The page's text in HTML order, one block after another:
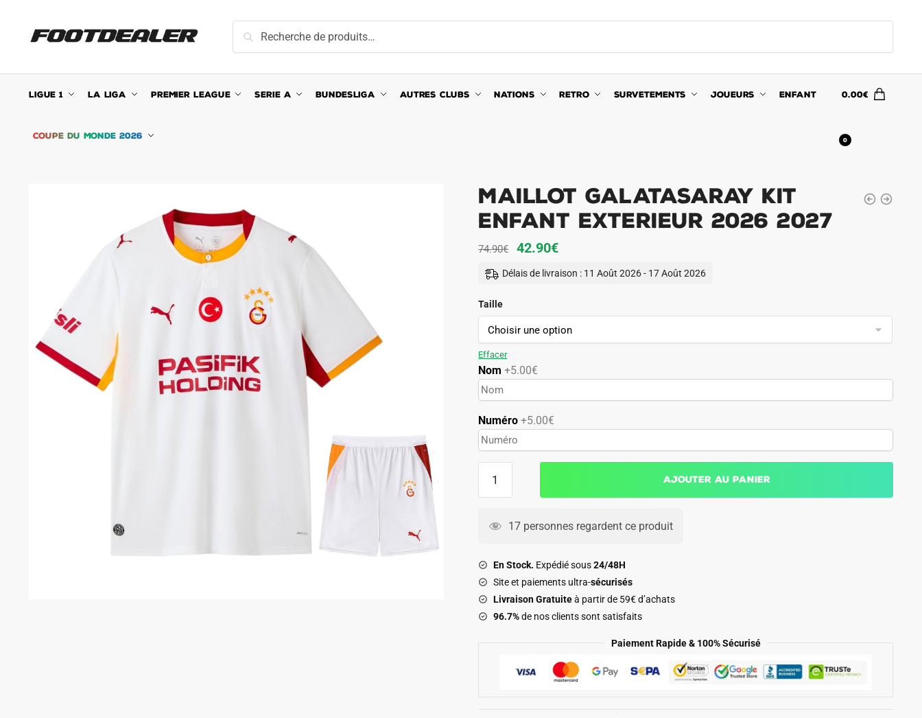
navigation
content
pour :
Recherche
LIGUE 1 LA LIGA PREMIER LEAGUE SERIE A BUNDESLIGA AUTRES CLUBS NATIONS RETRO SURVETEMENTS JOUEURS ENFANT
COUPE DU MONDE 2026
0.00€
0
Maillot Galatasaray Kit
Enfant Exterieur 2026 2027
74.90€
Le
prix
74.90€.
42.90€Le
prix
42.90€.
Délais de livraison : 11 Août 2026 - 17 Août 2026
Taille
Effacer
Nom +5.00€
Numéro+5.00€
Galatasaray
Exterieur
2026
2027
Ajouter au panier
17 personnes regardent ce produit
En Stock. Expédié sous24/48H
Site et paiements ultra-sécurisés
Livraison Gratuiteà partir de 59€ d’achats
96.7%de nos clients sont satisfaits
Paiement Rapide & 100% Sécurisé